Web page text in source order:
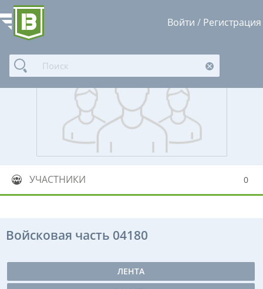
Войти / Регистрация
УЧАСТНИКИ 0
Войсковая часть 04180
ЛЕНТА